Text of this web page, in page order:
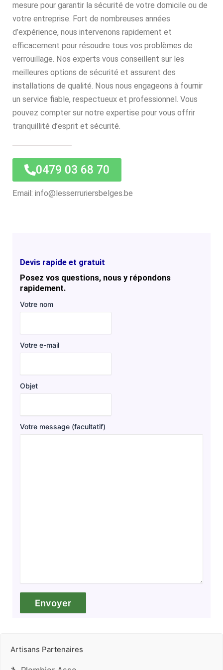
mesure pour garantir la sécurité de votre domicile ou de
votre entreprise. Fort de nombreuses années
d’expérience, nous intervenons rapidement et
efficacement pour résoudre tous vos problèmes de
verrouillage. Nos experts vous conseillent sur les
meilleures options de sécurité et assurent des
installations de qualité. Nous nous engageons à fournir
un service fiable, respectueux et professionnel. Vous
pouvez compter sur notre expertise pour vous offrir
tranquillité d’esprit et sécurité.
0479 03 68 70
Email: info@lesserruriersbelges.be
Devis rapide et gratuit
Posez vos questions, nous y répondons
rapidement.
Votre nom
Votre e-mail
Objet
Votre message (facultatif)
Artisans Partenaires